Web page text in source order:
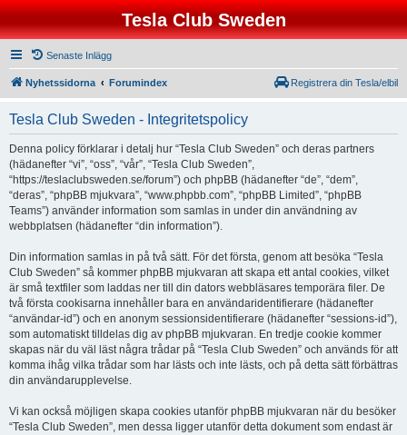
Tesla Club Sweden
Senaste Inlägg
Nyhetssidorna Forumindex Registrera din Tesla/elbil
Tesla Club Sweden - Integritetspolicy
Denna policy förklarar i detalj hur “Tesla Club Sweden” och deras partners
(hädanefter “vi”, “oss”, “vår”, “Tesla Club Sweden”,
“https://teslaclubsweden.se/forum”) och phpBB (hädanefter “de”, “dem”,
“deras”, “phpBB mjukvara”, “www.phpbb.com”, “phpBB Limited”, “phpBB
Teams”) använder information som samlas in under din användning av
webbplatsen (hädanefter “din information”).
Din information samlas in på två sätt. För det första, genom att besöka “Tesla
Club Sweden” så kommer phpBB mjukvaran att skapa ett antal cookies, vilket
är små textfiler som laddas ner till din dators webbläsares temporära filer. De
två första cookisarna innehåller bara en användaridentifierare (hädanefter
“användar-id”) och en anonym sessionsidentifierare (hädanefter “sessions-id”),
som automatiskt tilldelas dig av phpBB mjukvaran. En tredje cookie kommer
skapas när du väl läst några trådar på “Tesla Club Sweden” och används för att
komma ihåg vilka trådar som har lästs och inte lästs, och på detta sätt förbättras
din användarupplevelse.
Vi kan också möjligen skapa cookies utanför phpBB mjukvaran när du besöker
“Tesla Club Sweden”, men dessa ligger utanför detta dokument som endast är